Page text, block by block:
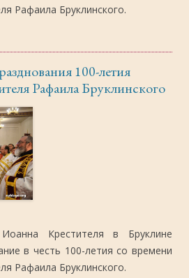
Рафаила Бруклинского.
100-летия
Рафаила Бруклинского
Крестителя в Бруклине
в честь 100-летия со времени
Рафаила Бруклинского.